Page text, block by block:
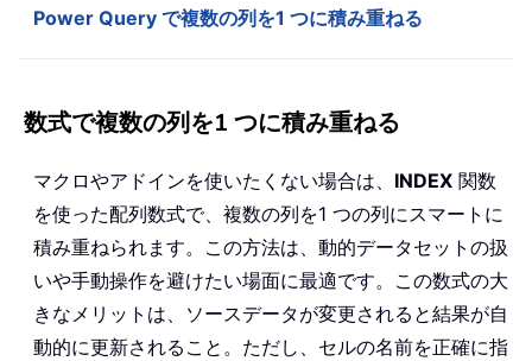
Power Query で複数の列を1 つに積み重ねる
数式で複数の列を1 つに積み重ねる
マクロやアドインを使いたくない場合は、 INDEX 関数
を使った配列数式で、複数の列を1 つの列にスマートに
積み重ねられます。この方法は、動的データセットの扱
いや手動操作を避けたい場面に最適です。この数式の大
きなメリットは、ソースデータが変更されると結果が自
動的に更新されること。ただし、セルの名前を正確に指